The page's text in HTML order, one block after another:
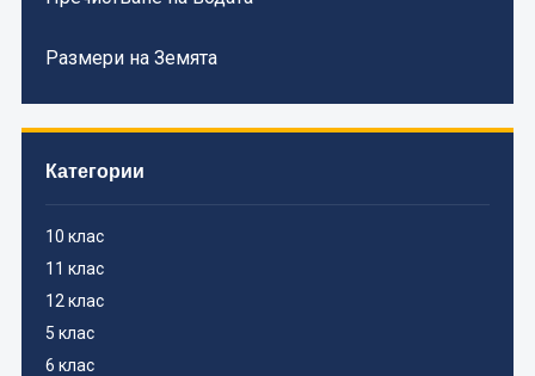
Размери на Земята
Категории
10 клас
11 клас
12 клас
5 клас
6 клас